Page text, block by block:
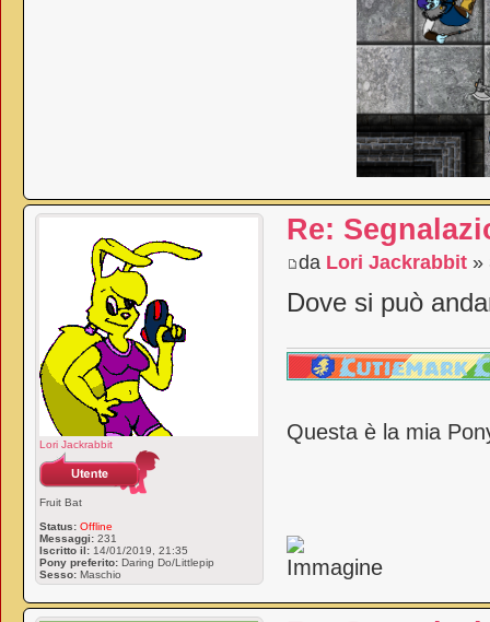
Re:
da Lori Jackrabbit»
Dove si può
Questa è la mia
Lori Jackrabbit
Fruit Bat
Status: Offline
Messaggi: 231
Iscritto il: 14/01/2019, 21:35
Pony preferito: Daring Do/Littlepip
Sesso: Maschio